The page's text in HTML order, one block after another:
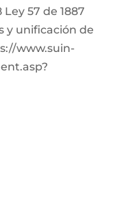
57 de 1887
y unificación de
www.suin-